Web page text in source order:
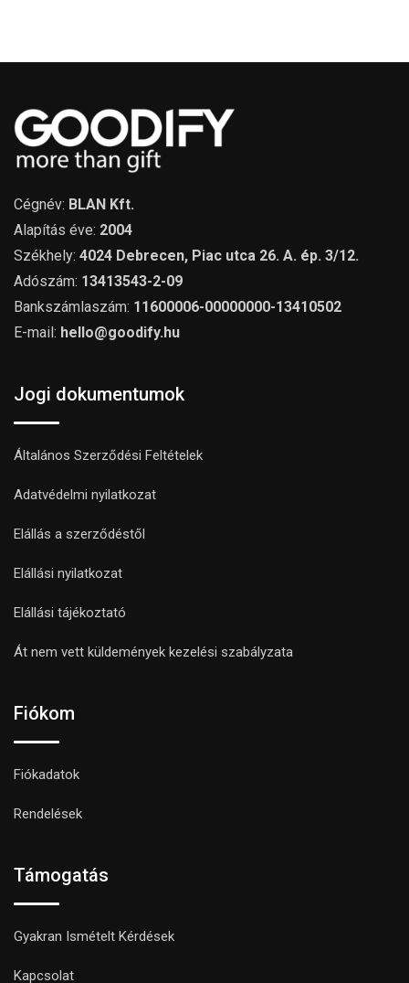
Cégnév: BLAN Kft.
Alapítás éve: 2004
Székhely: 4024 Debrecen, Piac utca 26. A. ép. 3/12.
Adószám: 13413543-2-09
Bankszámlaszám: 11600006-00000000-13410502
E-mail: hello@goodify.hu
Jogi dokumentumok
Általános Szerződési Feltételek
Adatvédelmi nyilatkozat
Elállás a szerződéstől
Elállási nyilatkozat
Elállási tájékoztató
Át nem vett küldemények kezelési szabályzata
Fiókom
Fiókadatok
Rendelések
Támogatás
Gyakran Ismételt Kérdések
Kapcsolat